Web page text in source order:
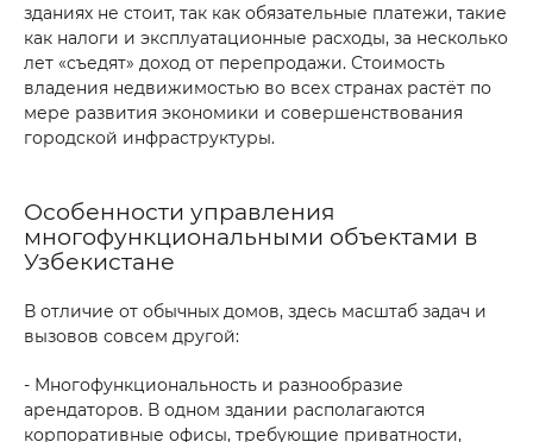
зданиях не стоит, так как обязательные платежи, такие
как налоги и эксплуатационные расходы, за несколько
лет «съедят» доход от перепродажи. Стоимость
владения недвижимостью во всех странах растёт по
мере развития экономики и совершенствования
городской инфраструктуры.
Особенности управления
многофункциональными объектами в
Узбекистане
В отличие от обычных домов, здесь масштаб задач и
вызовов совсем другой:
- Многофункциональность и разнообразие
арендаторов. В одном здании располагаются
корпоративные офисы, требующие приватности,